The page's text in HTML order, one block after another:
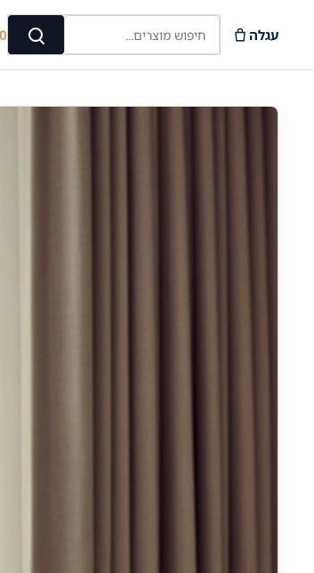
קיץ 2026 חיפוש מוצרים...
חיפוש עגלה